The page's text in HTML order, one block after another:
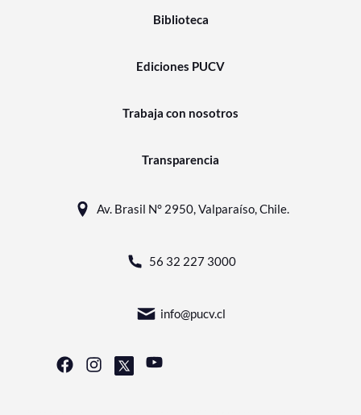
Biblioteca
Ediciones PUCV
Trabaja con nosotros
Transparencia
Av. Brasil N° 2950, Valparaíso, Chile.
56 32 227 3000
info@pucv.cl